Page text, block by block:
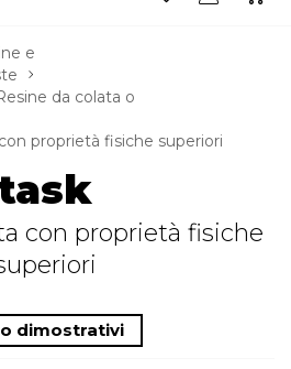
e
da colata o
proprietà fisiche superiori
con proprietà fisiche
dimostrativi